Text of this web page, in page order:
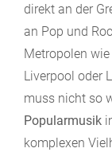
direkt an der
an Pop und
Metropolen wie
Liverpool oder
muss nicht so
Popularmusik
komplexen